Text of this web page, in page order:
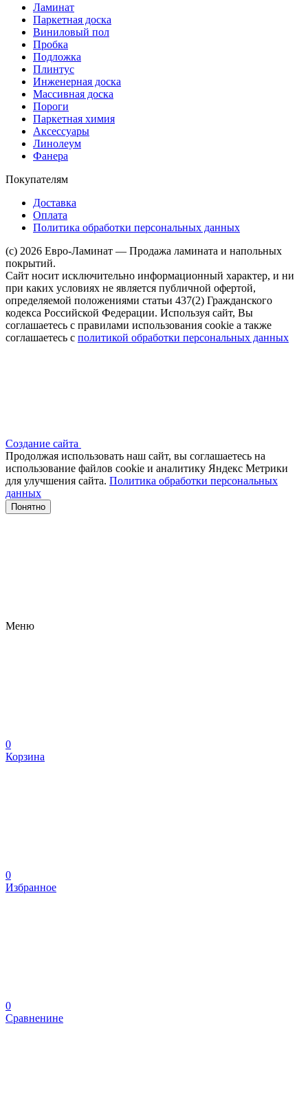
Ламинат
Паркетная доска
Виниловый пол
Пробка
Подложка
Плинтус
Инженерная доска
Массивная доска
Пороги
Паркетная химия
Аксессуары
Линолеум
Фанера
Покупателям
Доставка
Оплата
Политика обработки персональных данных
(c) 2026 Евро-Ламинат — Продажа ламината и напольных
покрытий.
Сайт носит исключительно информационный характер, и ни
при каких условиях не является публичной офертой,
определяемой положениями статьи 437(2) Гражданского
кодекса Российской Федерации. Используя сайт, Вы
соглашаетесь с правилами использования cookie а также
соглашаетесь с политикой обработки персональных данных
Создание сайта
Продолжая использовать наш сайт, вы соглашаетесь на
использование файлов сооkіе и аналитику Яндекс Метрики
для улучшения сайта. Политика обработки персональных
данных
Понятно
Меню
0
Корзина
0
Избранное
0
Сравненине